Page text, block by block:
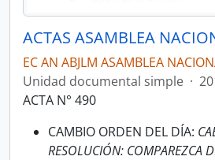
EC AN ABJLM ASAMBLEA
Unidad documental simple ·
ACTA N° 490
CAMBIO ORDEN DEL DÍA:
RESOLUCIÓN: COMPAREZCA